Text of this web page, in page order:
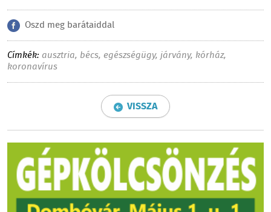
Oszd meg barátaiddal
Címkék: ausztria, bécs, egészségügy, járvány, kórház,
koronavírus
VISSZA